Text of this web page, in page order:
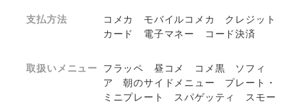
支払方法
コメカ モバイルコメカ クレジット
カード 電子マネー コード決済
取扱いメニュー
フラッペ 昼コメ コメ黒 ソフィ
ア 朝のサイドメニュー プレート・
ミニプレート スパゲッティ スモー